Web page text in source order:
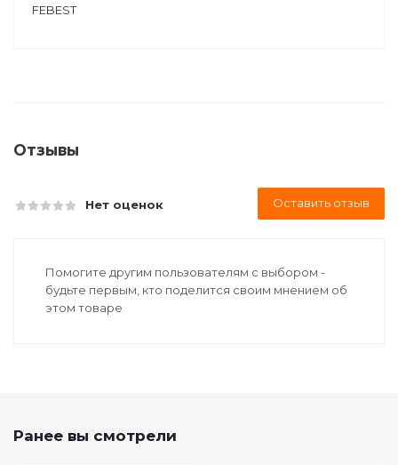
FEBEST
Отзывы
Нет оценок Оставить отзыв
Помогите другим пользователям с выбором -
будьте первым, кто поделится своим мнением об
этом товаре
Ранее вы смотрели